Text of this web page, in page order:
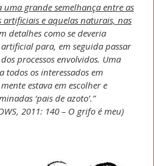
uma grande semelhança entre as
artificiais e aquelas naturais, nas
detalhes como se deveria
para, em seguida passar
processos envolvidos. Uma
os interessados em
estava em escolher e
‘pais de azoto’.”
2011: 140 – O grifo é meu)